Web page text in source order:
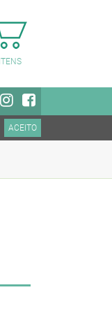
ITENS
ACEITO